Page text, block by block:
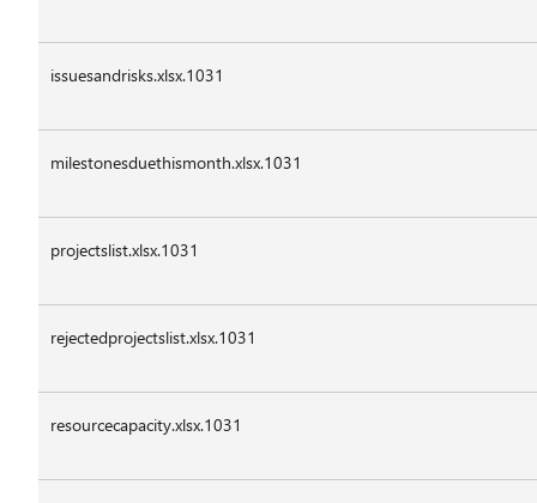
issuesandrisks.xlsx.1031
milestonesduethismonth.xlsx.1031
projectslist.xlsx.1031
rejectedprojectslist.xlsx.1031
resourcecapacity.xlsx.1031